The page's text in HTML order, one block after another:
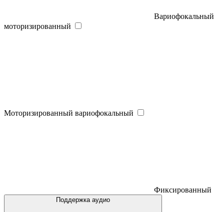
Вариофокальный
моторизированный
Моторизированный вариофокальный
Фиксированный
Поддержка аудио